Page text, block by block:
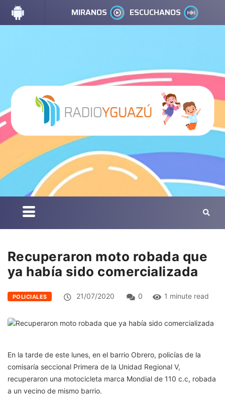
MIRANOS ESCUCHANOS
Recuperaron moto robada que
ya había sido comercializada
POLICIALES 21/07/2020 0 1 minute read
En la tarde de este lunes, en el barrio Obrero, policías de la
comisaría seccional Primera de la Unidad Regional V,
recuperaron una motocicleta marca Mondial de 110 c.c, robada
a un vecino de mismo barrio.